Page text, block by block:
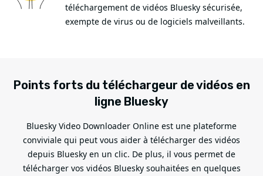
téléchargement de vidéos Bluesky sécurisée,
exempte de virus ou de logiciels malveillants.
Points forts du téléchargeur de vidéos en
ligne Bluesky
Bluesky Video Downloader Online est une plateforme
conviviale qui peut vous aider à télécharger des vidéos
depuis Bluesky en un clic. De plus, il vous permet de
télécharger vos vidéos Bluesky souhaitées en quelques